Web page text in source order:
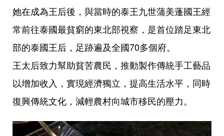
她在成為王后後，與當時的泰王九世蒲美蓬國王經
常前往泰國最貧窮的東北部視察，是首位踏足東北
部的泰國王后，足跡遍及全國70多個府。
王太后致力幫助貧苦農民，推動製作傳統手工藝品
以增加收入，實現經濟獨立，提高生活水平，同時
復興傳統文化，減輕農村向城市移民的壓力。